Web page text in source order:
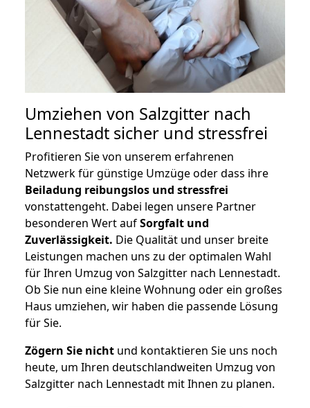
Umziehen von Salzgitter nach
Lennestadt sicher und stressfrei
Profitieren Sie von unserem erfahrenen
Netzwerk für günstige Umzüge oder dass ihre
Beiladung reibungslos und stressfrei
vonstattengeht. Dabei legen unsere Partner
besonderen Wert aufSorgfalt und
Zuverlässigkeit. Die Qualität und unser breite
Leistungen machen uns zu der optimalen Wahl
für Ihren Umzug von Salzgitter nach Lennestadt.
Ob Sie nun eine kleine Wohnung oder ein großes
Haus umziehen, wir haben die passende Lösung
für Sie.
Zögern Sie nicht und kontaktieren Sie uns noch
heute, um Ihren deutschlandweiten Umzug von
Salzgitter nach Lennestadt mit Ihnen zu planen.